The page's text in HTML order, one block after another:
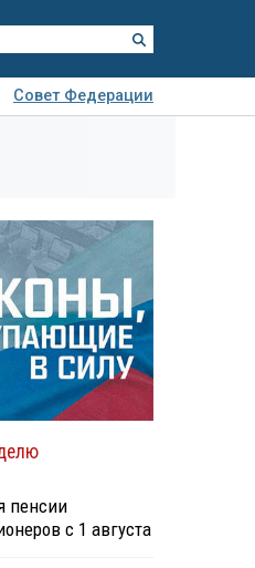
Совет Федерации
пенсии
с 1 августа